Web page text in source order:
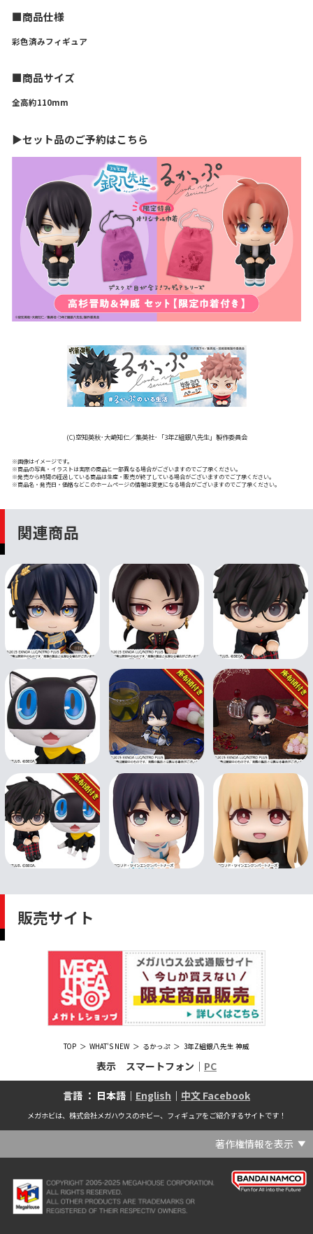
■商品仕様
彩色済みフィギュア
■商品サイズ
全高約110mm
▶セット品のご予約はこちら
(C)空知英秋･大崎知仁／集英社･「3年Z組銀八先生」製作委員会
※画像はイメージです。
※商品の写真・イラストは実際の商品と一部異なる場合がございますのでご了承ください。
※発売から時間の経過している商品は生産・販売が終了している場合がございますのでご了承ください。
※商品名・発売日・価格などこのホームページの情報は変更になる場合がございますのでご了承ください。
関連商品
販売サイト
TOP WHAT'S NEW るかっぷ 3年Z組銀八先生 神威
表示 スマートフォン｜ PC
言語 ： 日本語｜ English ｜ 中文 Facebook
メガホビは、株式会社メガハウスのホビー、フィギュアをご紹介するサイトです！
著作権情報を表示